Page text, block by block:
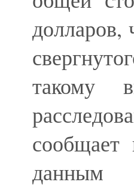
долларов,
такому
сообщает
данным